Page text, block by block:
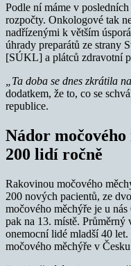
Podle ní máme v
rozpočty. Onkologové tak
nadřízenými k větším
úhrady preparátů ze strany
[SÚKL] a plátců zdravotní
„Ta doba se dnes zkrátila
dodatkem, že to, co se
republice.
Nádor
200 lidí ročně
Rakovinou močového
200 nových pacientů, ze
močového měchýře je u
pak na 13. místě. Průměrný
onemocní lidé mladší 40
močového měchýře v